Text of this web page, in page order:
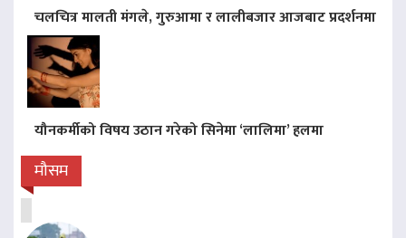
चलचित्र मालती मंगले, गुरुआमा र लालीबजार आजबाट प्रदर्शनमा
यौनकर्मीको विषय उठान गरेको सिनेमा ‘लालिमा’ हलमा
मौसम